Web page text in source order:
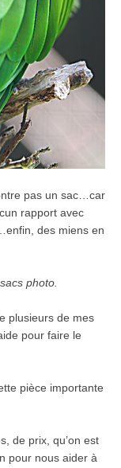
pas un sac…car
rapport avec
des miens en
photo.
plusieurs de mes
pour faire le
pièce importante
de prix, qu’on est
pour nous aider à